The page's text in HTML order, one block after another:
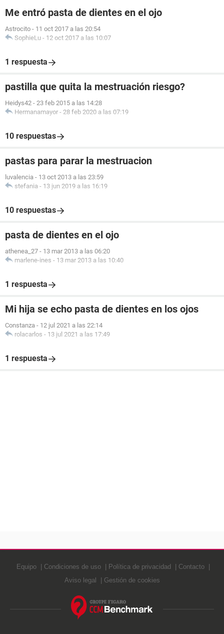
Me entró pasta de dientes en el ojo
Astrocito - 11 oct 2017 a las 20:54
SophieLu - 12 oct 2017 a las 10:07
1 respuesta
pastilla que quita la mestruación riesgo?
Heidys42 - 23 feb 2015 a las 14:28
Hermanamayor - 28 feb 2020 a las 07:19
10 respuestas
pastas para parar la mestruacion
luvalencia - 13 oct 2013 a las 23:59
stefania - 13 jun 2019 a las 16:19
10 respuestas
pasta de dientes en el ojo
athenea_27 - 13 mar 2013 a las 06:20
marlene-ines - 13 mar 2013 a las 10:40
1 respuesta
Mi hija se echo pasta de dientes en los ojos
Constanza - 12 jul 2021 a las 22:14
rolacarlos - 13 jul 2021 a las 17:49
1 respuesta
Equipo Condiciones de uso Política de privacidad
Contacto
Aviso legal
Gestión de cookies